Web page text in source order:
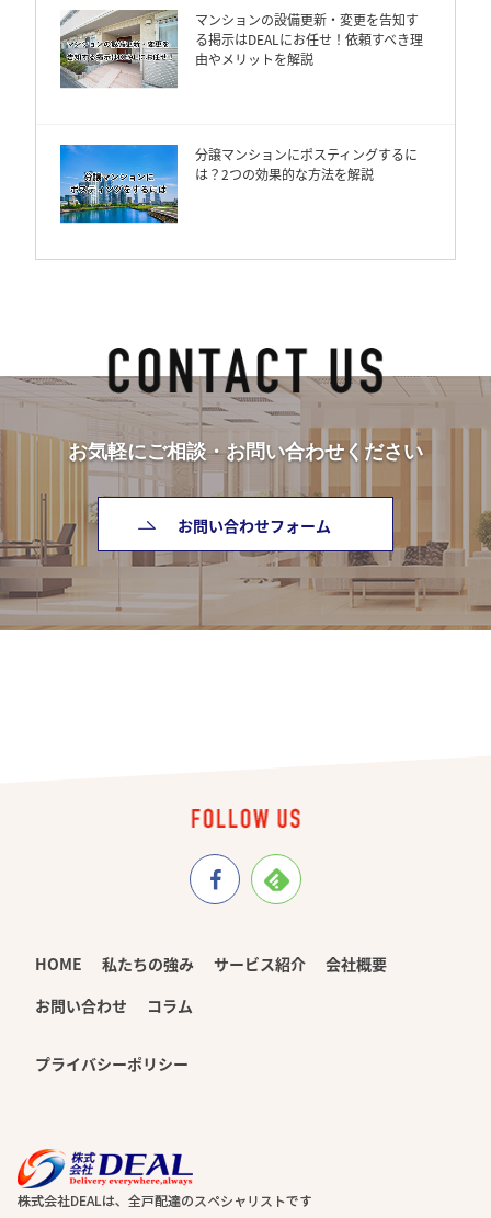
マンションの設備更新・変更を告知す
る掲示はDEALにお任せ！依頼すべき理
由やメリットを解説
分譲マンションにポスティングするに
は？2つの効果的な方法を解説
お気軽にご相談・お問い合わせください
お問い合わせフォーム
HOME 私たちの強み サービス紹介
会社概要
お問い合わせ
コラム
プライバシーポリシー